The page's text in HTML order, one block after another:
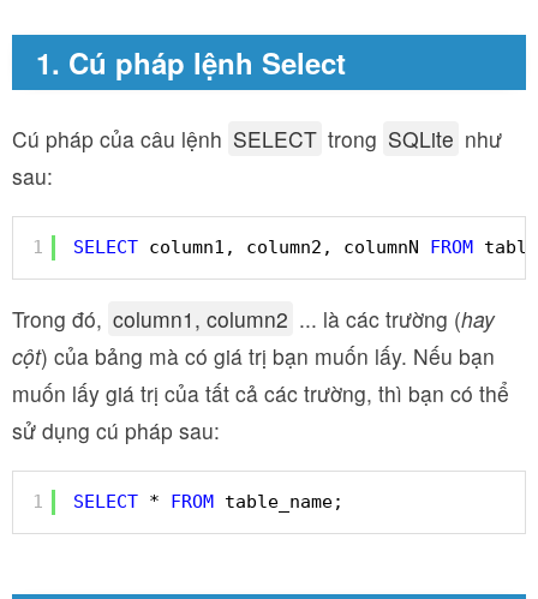
1. Cú pháp lệnh Select
Cú pháp của câu lệnh SELECT trong SQLite như
sau:
1 SELECT column1, column2, columnN FROM
Trong đó, column1, column2 ... là các trường (hay
cột) của bảng mà có giá trị bạn muốn lấy. Nếu bạn
muốn lấy giá trị của tất cả các trường, thì bạn có thể
sử dụng cú pháp sau:
1 SELECT * FROM table_name;